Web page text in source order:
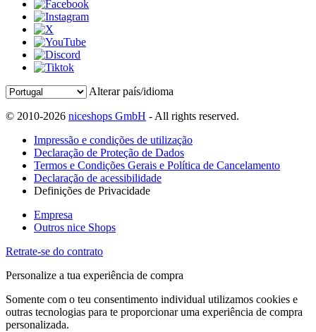
Alterar país/idioma
© 2010-2026 niceshops GmbH - All rights reserved.
Impressão e condições de utilização
Declaração de Proteção de Dados
Termos e Condições Gerais e Política de Cancelamento
Declaração de acessibilidade
Definições de Privacidade
Empresa
Outros nice Shops
Retrate-se do contrato
Personalize a tua experiência de compra
Somente com o teu consentimento individual utilizamos cookies e
outras tecnologias para te proporcionar uma experiência de compra
personalizada.